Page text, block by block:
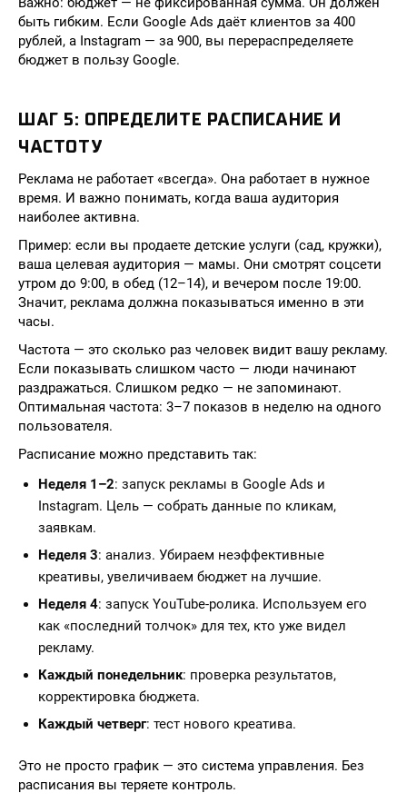
быть гибким. Если Google Ads даёт клиентов за 400
рублей, а Instagram — за 900, вы перераспределяете
бюджет в пользу Google.
ШАГ 5: ОПРЕДЕЛИТЕ РАСПИСАНИЕ И
ЧАСТОТУ
Реклама не работает «всегда». Она работает в нужное
время. И важно понимать, когда ваша аудитория
наиболее активна.
Пример: если вы продаете детские услуги (сад, кружки),
ваша целевая аудитория — мамы. Они смотрят соцсети
утром до 9:00, в обед (12–14), и вечером после 19:00.
Значит, реклама должна показываться именно в эти
часы.
Частота — это сколько раз человек видит вашу рекламу.
Если показывать слишком часто — люди начинают
раздражаться. Слишком редко — не запоминают.
Оптимальная частота: 3–7 показов в неделю на одного
пользователя.
Расписание можно представить так:
Неделя 1–2: запуск рекламы в Google Ads и
Instagram. Цель — собрать данные по кликам,
заявкам.
Неделя 3: анализ. Убираем неэффективные
креативы, увеличиваем бюджет на лучшие.
Неделя 4: запуск YouTube-ролика. Используем его
как «последний толчок» для тех, кто уже видел
рекламу.
Каждый понедельник: проверка результатов,
корректировка бюджета.
Каждый четверг: тест нового креатива.
Это не просто график — это система управления. Без
расписания вы теряете контроль.